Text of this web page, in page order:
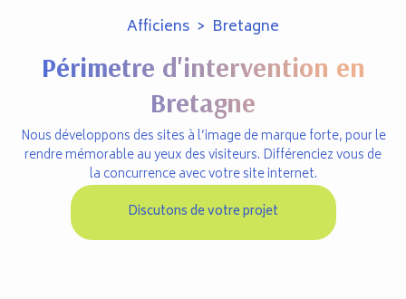
Afficiens > Bretagne
Périmetre d'intervention en
Bretagne
Nous développons des sites à l’image de marque forte, pour le
rendre mémorable au yeux des visiteurs. Différenciez vous de
la concurrence avec votre site internet.
Discutons de votre projet